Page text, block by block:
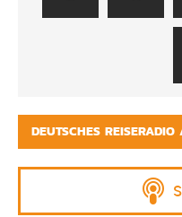
DEUTSCHES